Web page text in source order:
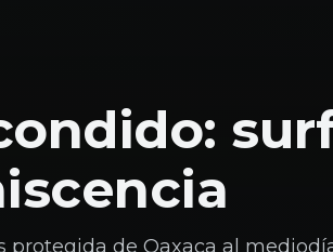
protegida de Oaxaca al